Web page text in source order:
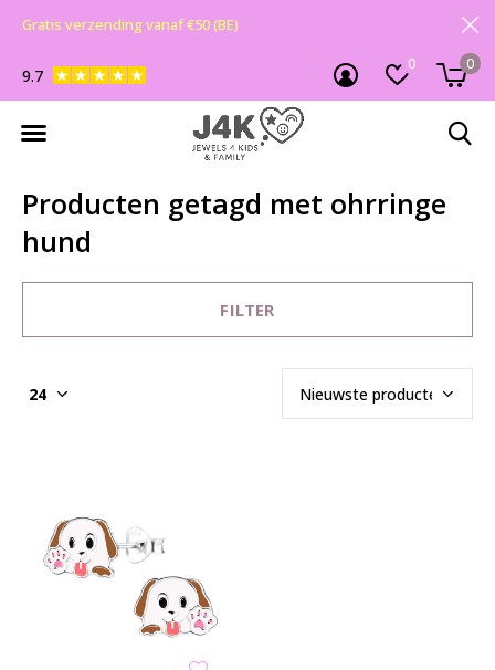
0 0
9.7
Gratis verzending vanaf €50 (BE)
Producten getagd met ohrringe
hund
FILTER